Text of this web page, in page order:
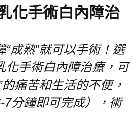
化手術白內障治
“成熟”就可以手術！選
化手術白內障治療，可
的痛苦和生活的不便，
7分鐘即可完成），術